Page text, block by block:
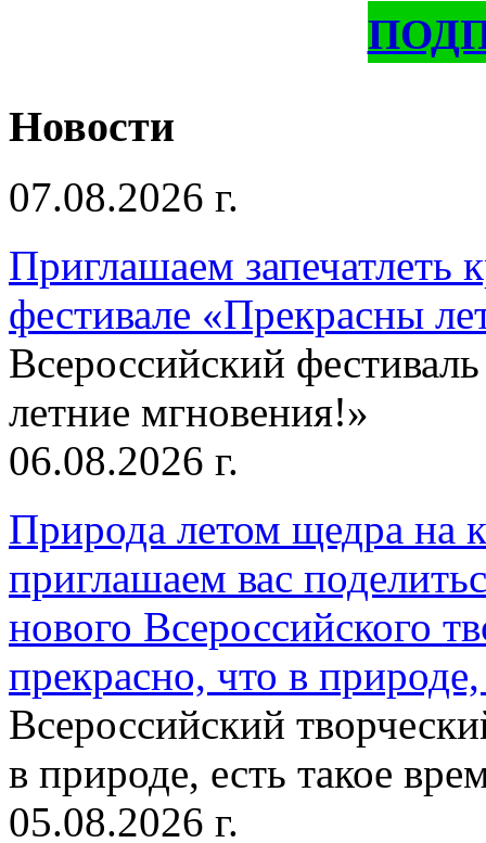
Новости
07.08.2026 г.
Приглашаем запечатлеть
фестивале «Прекрасны
Всероссийский
летние мгновения!»
06.08.2026 г.
Природа летом щедра на
приглашаем вас
нового Всероссийского
прекрасно, что в
Всероссийский
в природе, есть такое
05.08.2026 г.